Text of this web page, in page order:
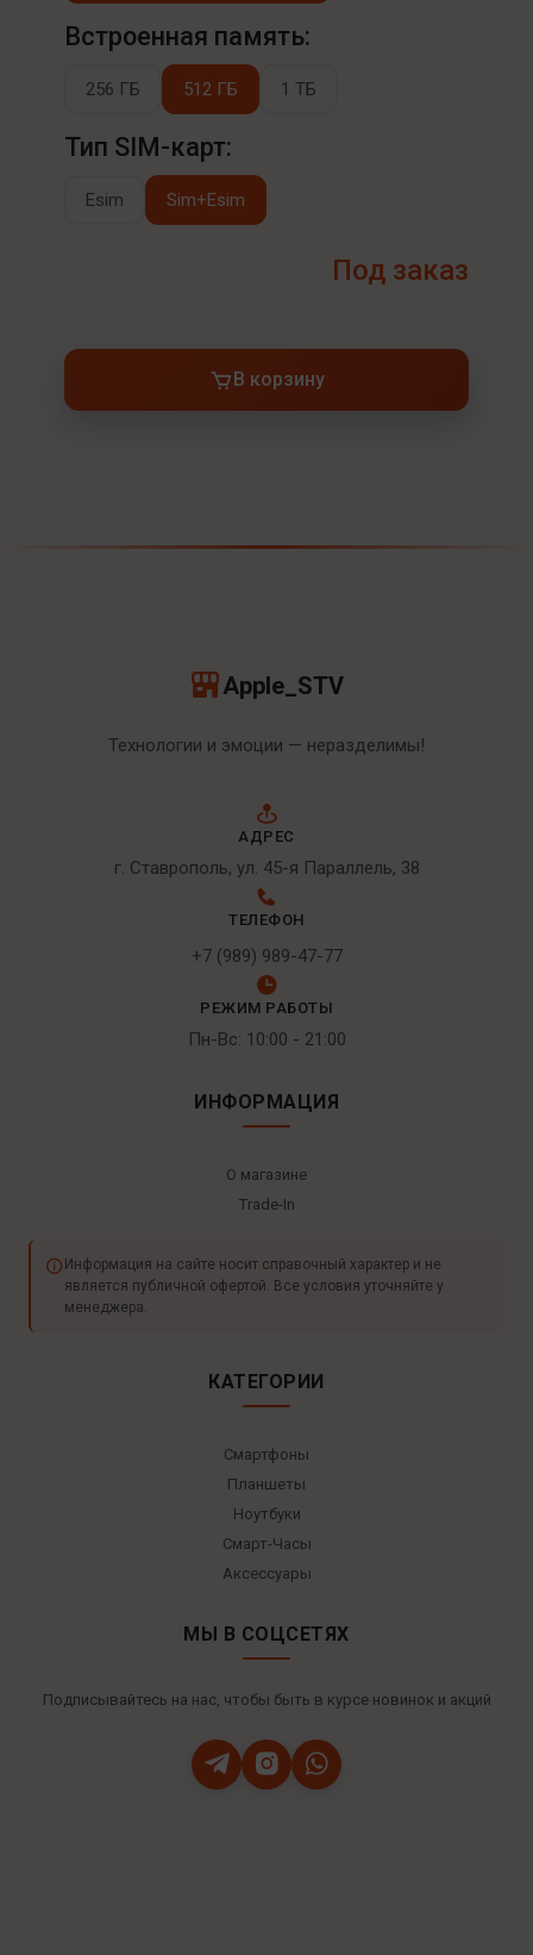
Встроенная память:
256 ГБ 512 ГБ 1 ТБ
Тип SIM-карт:
Esim Sim+Esim
Под заказ
В корзину
Apple_STV
Технологии и эмоции — неразделимы!
АДРЕС
г. Ставрополь, ул. 45-я Параллель, 38
ТЕЛЕФОН
+7 (989) 989-47-77
РЕЖИМ РАБОТЫ
Пн-Вс: 10:00 - 21:00
ИНФОРМАЦИЯ
О магазине
Trade-In
Информация на сайте носит справочный характер и не
является публичной офертой. Все условия уточняйте у
менеджера.
КАТЕГОРИИ
Смартфоны
Планшеты
Ноутбуки
Смарт-Часы
Аксессуары
МЫ В СОЦСЕТЯХ
Подписывайтесь на нас, чтобы быть в курсе новинок и акций